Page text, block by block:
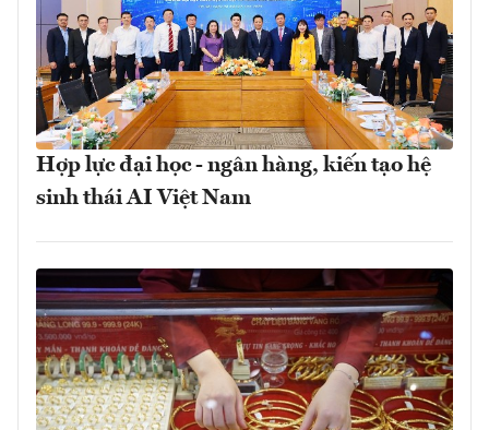
Hợp lực đại học - ngân hàng, kiến tạo hệ
sinh thái AI Việt Nam